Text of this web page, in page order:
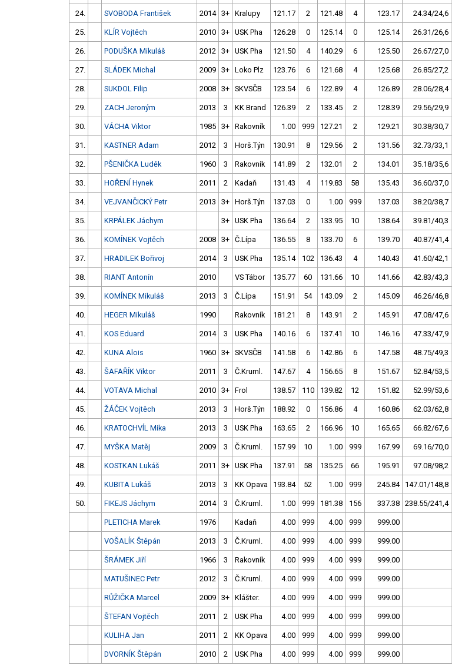
24. SVOBODA František 2014 3+ Kralupy 121.17 2 121.48 4 123.17 24.34/24,6
25. KLÍR Vojtěch 2010 3+ USK Pha 126.28 0 125.14 0 125.14 26.31/26,6
26. PODUŠKA Mikuláš 2012 3+ USK Pha 121.50 4 140.29 6 125.50 26.67/27,0
27. SLÁDEK Michal 2009 3+ Loko Plz 123.76 6 121.68 4 125.68 26.85/27,2
28. SUKDOL Filip 2008 3+ SKVSČB 123.54 6 122.89 4 126.89 28.06/28,4
29. ZACH Jeroným 2013 3 KK Brand 126.39 2 133.45 2 128.39 29.56/29,9
30. VÁCHA Viktor 1985 3+ Rakovník 1.00 999 127.21 2 129.21 30.38/30,7
31. KASTNER Adam 2012 3 Horš.Týn 130.91 8 129.56 2 131.56 32.73/33,1
32. PŠENIČKA Luděk 1960 3 Rakovník 141.89 2 132.01 2 134.01 35.18/35,6
33. HOŘENÍ Hynek 2011 2 Kadaň 131.43 4 119.83 58 135.43 36.60/37,0
34. VEJVANČICKÝ Petr 2013 3+ Horš.Týn 137.03 0 1.00 999 137.03 38.20/38,7
35. KRPÁLEK Jáchym 3+ USK Pha 136.64 2 133.95 10 138.64 39.81/40,3
36. KOMÍNEK Vojtěch 2008 3+ Č.Lípa 136.55 8 133.70 6 139.70 40.87/41,4
37. HRADILEK Bořivoj 2014 3 USK Pha 135.14 102 136.43 4 140.43 41.60/42,1
38. RIANT Antonín 2010 VS Tábor 135.77 60 131.66 10 141.66 42.83/43,3
39. KOMÍNEK Mikuláš 2013 3 Č.Lípa 151.91 54 143.09 2 145.09 46.26/46,8
40. HEGER Mikuláš 1990 Rakovník 181.21 8 143.91 2 145.91 47.08/47,6
41. KOS Eduard 2014 3 USK Pha 140.16 6 137.41 10 146.16 47.33/47,9
42. KUNA Alois 1960 3+ SKVSČB 141.58 6 142.86 6 147.58 48.75/49,3
43. ŠAFAŘÍK Viktor 2011 3 Č.Kruml. 147.67 4 156.65 8 151.67 52.84/53,5
44. VOTAVA Michal 2010 3+ Frol 138.57 110 139.82 12 151.82 52.99/53,6
45. ŽÁČEK Vojtěch 2013 3 Horš.Týn 188.92 0 156.86 4 160.86 62.03/62,8
46. KRATOCHVÍL Mika 2013 3 USK Pha 163.65 2 166.96 10 165.65 66.82/67,6
47. MYŠKA Matěj 2009 3 Č.Kruml. 157.99 10 1.00 999 167.99 69.16/70,0
48. KOSTKAN Lukáš 2011 3+ USK Pha 137.91 58 135.25 66 195.91 97.08/98,2
49. KUBITA Lukáš 2013 3 KK Opava 193.84 52 1.00 999 245.84 147.01/148,8
50. FIKEJS Jáchym 2014 3 Č.Kruml. 1.00 999 181.38 156 337.38 238.55/241,4
PLETICHA Marek 1976 Kadaň 4.00 999 4.00 999 999.00
VOŠALÍK Štěpán 2013 3 Č.Kruml. 4.00 999 4.00 999 999.00
ŠRÁMEK Jiří 1966 3 Rakovník 4.00 999 4.00 999 999.00
MATUŠINEC Petr 2012 3 Č.Kruml. 4.00 999 4.00 999 999.00
RŮŽIČKA Marcel 2009 3+ Klášter. 4.00 999 4.00 999 999.00
ŠTEFAN Vojtěch 2011 2 USK Pha 4.00 999 4.00 999 999.00
KULIHA Jan 2011 2 KK Opava 4.00 999 4.00 999 999.00
DVORNÍK Štěpán 2010 2 USK Pha 4.00 999 4.00 999 999.00